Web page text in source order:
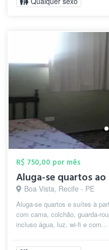
R$ 750,00 por mês
Aluga-se quartos ao
Boa Vista, Recife - PE
Aluga-se quartos e suítes à
com cama, colchão, guarda-
incluso água, luz, wi-fi e com...